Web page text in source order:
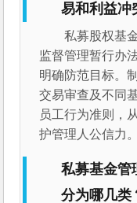
易和利益冲
私募股权基
监督管理暂行办
明确防范目标。
交易审查及不同
员工行为准则，
护管理人公信力。
私募基金管
分为哪几类